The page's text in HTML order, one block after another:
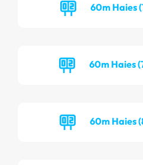
60m Haies
60m Haies
60m Haies